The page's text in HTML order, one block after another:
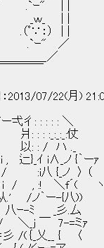
.`ｰ" | |
_ｗ_ | |
ﾟ∵：） | |
／
＿＿_／
：2013/07/22(月)
: : : : : ＼
:_:_:_:仗
: / ハ ._
ｲ i∧_ノ {｀ーｧ
八 {_ノ 〉 （
ヽi / , :! ＼f´(
.' /ノ｀ー-{八))
ｰ-ﾐ _彡.厶
￣ 7-=ミｧ こ
｛_乂__ { 〈